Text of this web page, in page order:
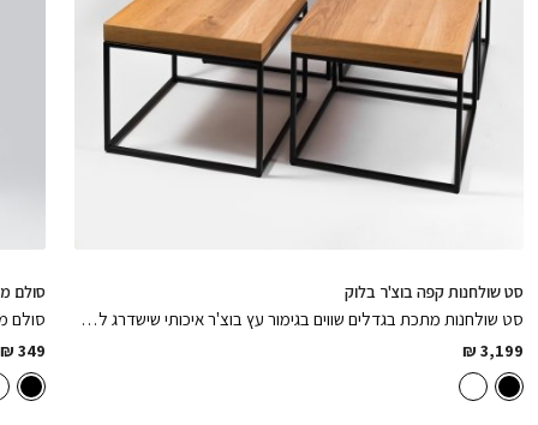
סט שולחנות קפה בוצ'ר בלוק
סט שולחנות מתכת בגדלים שווים בגימור עץ בוצ'ר איכותי שישדרג לכם את הסלון
₪ 3,199
סולם
סולם
₪ 349